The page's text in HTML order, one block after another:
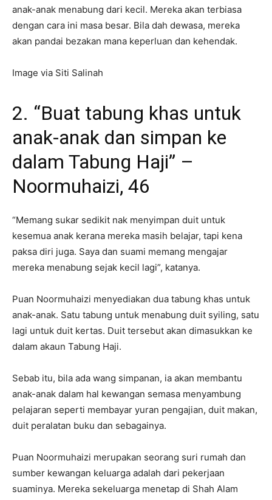
anak-anak menabung dari kecil. Mereka akan terbiasa
dengan cara ini masa besar. Bila dah dewasa, mereka
akan pandai bezakan mana keperluan dan kehendak.
Image via Siti Salinah
2. “Buat tabung khas untuk
anak-anak dan simpan ke
dalam Tabung Haji” –
Noormuhaizi, 46
“Memang sukar sedikit nak menyimpan duit untuk
kesemua anak kerana mereka masih belajar, tapi kena
paksa diri juga. Saya dan suami memang mengajar
mereka menabung sejak kecil lagi”, katanya.
Puan Noormuhaizi menyediakan dua tabung khas untuk
anak-anak. Satu tabung untuk menabung duit syiling, satu
lagi untuk duit kertas. Duit tersebut akan dimasukkan ke
dalam akaun Tabung Haji.
Sebab itu, bila ada wang simpanan, ia akan membantu
anak-anak dalam hal kewangan semasa menyambung
pelajaran seperti membayar yuran pengajian, duit makan,
duit peralatan buku dan sebagainya.
Puan Noormuhaizi merupakan seorang suri rumah dan
sumber kewangan keluarga adalah dari pekerjaan
suaminya. Mereka sekeluarga menetap di Shah Alam